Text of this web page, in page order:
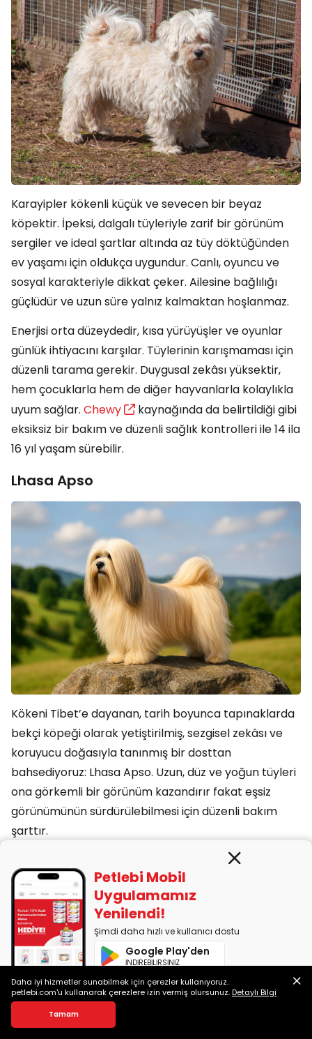
Karayipler kökenli küçük ve sevecen bir beyaz
köpektir. İpeksi, dalgalı tüyleriyle zarif bir görünüm
sergiler ve ideal şartlar altında az tüy döktüğünden
ev yaşamı için oldukça uygundur. Canlı, oyuncu ve
sosyal karakteriyle dikkat çeker. Ailesine bağlılığı
güçlüdür ve uzun süre yalnız kalmaktan hoşlanmaz.
Enerjisi orta düzeydedir, kısa yürüyüşler ve oyunlar
günlük ihtiyacını karşılar. Tüylerinin karışmaması için
düzenli tarama gerekir. Duygusal zekâsı yüksektir,
hem çocuklarla hem de diğer hayvanlarla kolaylıkla
uyum sağlar. Chewy
kaynağında da belirtildiği gibi
eksiksiz bir bakım ve düzenli sağlık kontrolleri ile 14 ila
16 yıl yaşam sürebilir.
Lhasa Apso
Kökeni Tibet’e dayanan, tarih boyunca tapınaklarda
bekçi köpeği olarak yetiştirilmiş, sezgisel zekâsı ve
koruyucu doğasıyla tanınmış bir dosttan
bahsediyoruz: Lhasa Apso. Uzun, düz ve yoğun tüyleri
ona görkemli bir görünüm kazandırır fakat eşsiz
görünümünün sürdürülebilmesi için düzenli bakım
şarttır.
Küçük boyutuna rağmen öz güveni yüksektir.
Sahiplerine karşı sevgi dolu, yabancılara karşı ise
temkinli davranır. Sessiz ama dikkatli yapısıyla hem
apartman yaşamına hem sakin aile ortamlarına
kolayca uyum sağlar.
Beyaz Köpek Cinsleri Hakkında Sık
Sorulan Sorular
Yavru Köpekler Ne Zaman Dışarı Çıkmaya Başlayabilir?
Petlebi Mobil
Uygulamamız
Yenilendi!
Şimdi daha hızlı ve kullanıcı dostu
Google Play'den
İNDİREBİLİRSİNİZ
App Store'dan
Daha iyi hizmetler sunabilmek için çerezler kullanıyoruz.
petlebi.com'u kullanarak çerezlere izin vermiş olursunuz.Detaylı Bilgi
Tamam